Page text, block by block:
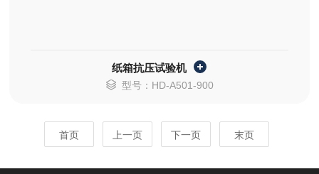
纸箱抗压试验机
型号：HD-A501-900
首页 上一页 下一页 末页